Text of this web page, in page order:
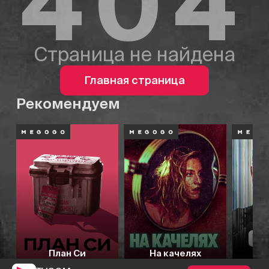
Страница не найдена
Главная страница
Рекомендуем
План Си На качелях